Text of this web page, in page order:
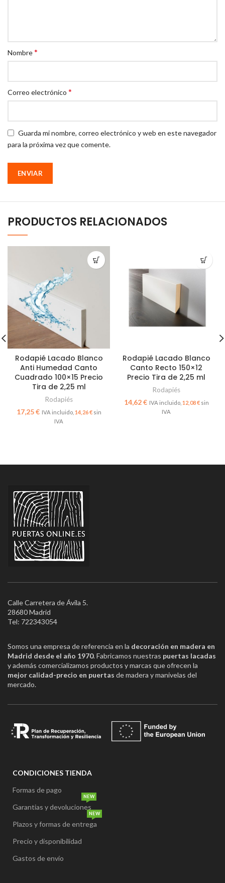
Nombre*
Correo electrónico *
Guarda mi nombre, correo electrónico y web en este navegador
para la próxima vez que comente.
PRODUCTOS RELACIONADOS
Rodapié Lacado Blanco
Anti Humedad Canto
Cuadrado 100×15 Precio
Tira de 2,25 ml
Rodapiés
€ 14,26€
Rodapié Lacado Blanco
Canto Recto 150×12
Precio Tira de 2,25 ml
Rodapiés
€ 12,08€
Calle Carretera de Ávila 5.
28680 Madrid
Tel: 722343054
Somos una empresa de referencia en la decoración en madera en
Madrid desde el año 1970. Fabricamos nuestras puertas lacadas
y además comercializamos productos y marcas que ofrecen la
mejor calidad-precio en puertas de madera y manivelas del
mercado.
CONDICIONES TIENDA
Formas de pago
Garantias y devoluciones
NEW
Plazos y formas de entrega
NEW
Precio y disponibilidad
Gastos de envío